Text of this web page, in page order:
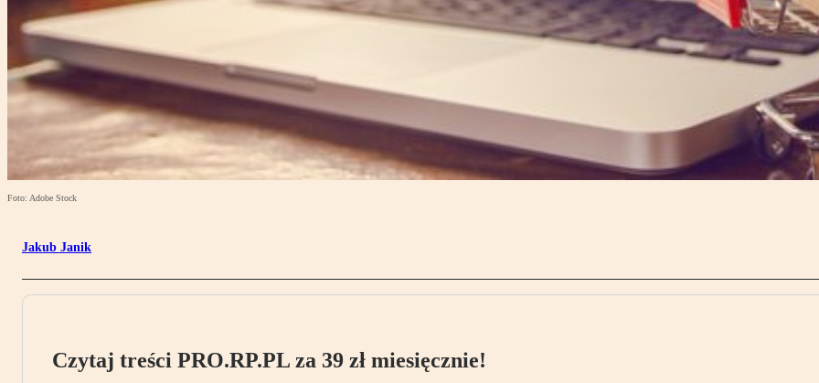
Foto: Adobe Stock
Jakub Janik
Czytaj treści PRO.RP.PL za 39 zł miesięcznie!